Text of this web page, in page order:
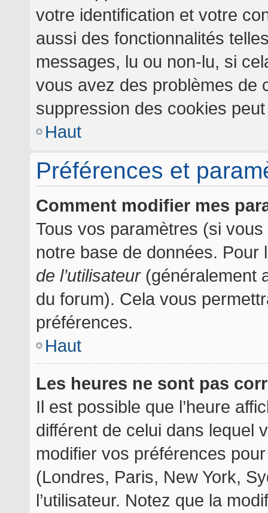
votre identification et votre
aussi des fonctionnalités
messages, lu ou non-lu, si
vous avez des problèmes de
suppression des cookies
Haut
Préférences et
Comment modifier mes
Tous vos paramètres (si
notre base de données.
de l’utilisateur(généralement
du forum). Cela vous
préférences.
Haut
Les heures ne sont pas
Il est possible que l’heure
différent de celui dans lequel
modifier vos préférences
(Londres, Paris, New York,
l’utilisateur. Notez que la